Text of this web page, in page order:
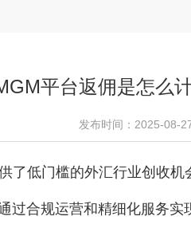
平台返佣是怎么
发布时间：2025-08-
了低门槛的外汇行业创收机
过合规运营和精细化服务实